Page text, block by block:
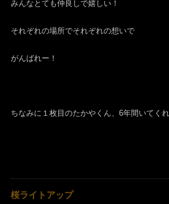
みんなとても仲良しで嬉しい！
それぞれの場所でそれぞれの想いで
がんばれー！
ちなみに１枚目のたかやくん、6年間いてく
桜ライトアップ